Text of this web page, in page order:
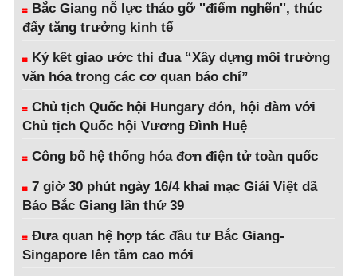
Bắc Giang nỗ lực tháo gỡ ''điểm nghẽn'', thúc
đẩy tăng trưởng kinh tế
Ký kết giao ước thi đua “Xây dựng môi trường
văn hóa trong các cơ quan báo chí”
Chủ tịch Quốc hội Hungary đón, hội đàm với
Chủ tịch Quốc hội Vương Đình Huệ
Công bố hệ thống hóa đơn điện tử toàn quốc
7 giờ 30 phút ngày 16/4 khai mạc Giải Việt dã
Báo Bắc Giang lần thứ 39
Đưa quan hệ hợp tác đầu tư Bắc Giang-
Singapore lên tầm cao mới